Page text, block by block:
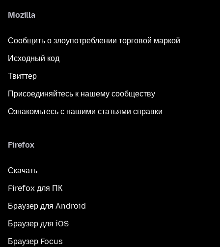
Mozilla
Сообщить о злоупотреблении торговой маркой
Исходный код
Твиттер
Присоединяйтесь к нашему сообществу
Ознакомьтесь с нашими статьями справки
Firefox
Скачать
Firefox для ПК
Браузер для Android
Браузер для iOS
Браузер Focus